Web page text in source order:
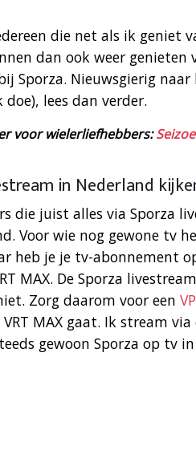
die net als ik geniet
dan ook weer
Sporza. Nieuwsgierig
lees dan verder.
voor wielerliefhebbers:
in Nederland
die juist alles via Sporza
Voor wie nog gewone tv
heb je je tv-abonnement
MAX. De Sporza
Zorg daarom voor een
MAX gaat. Ik stream
gewoon Sporza op tv